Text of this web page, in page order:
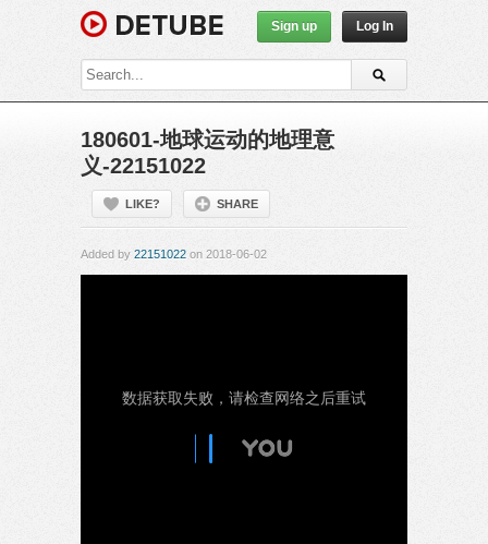
Sign up Log In
180601-地球运动的地理意
义-22151022
LIKE? SHARE
Added by 22151022 on 2018-06-02